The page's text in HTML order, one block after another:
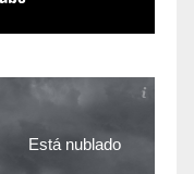
Está nublado